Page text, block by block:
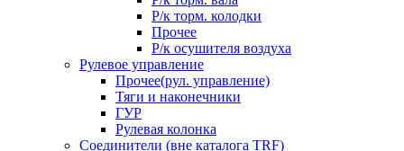
Р/к торм. колодки
Прочее
Р/к осушителя воздуха
Рулевое управление
Прочее(рул. управление)
Тяги и наконечники
ГУР
Рулевая колонка
Соединители (вне каталога TRF)